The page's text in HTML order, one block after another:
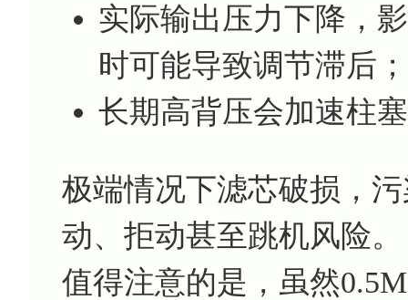
实际输出压力下降，
时可能导致调节滞后；
长期高背压会加速柱
极端情况下滤芯破损，
动、拒动甚至跳机风险。
值得注意的是，虽然